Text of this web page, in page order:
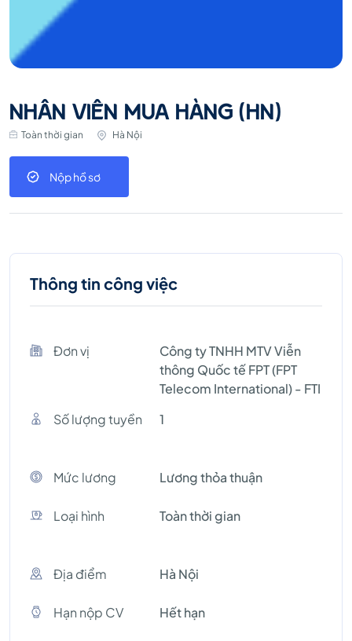
NHÂN VIÊN MUA HÀNG (HN)
Toàn thời gian Hà Nội
Nộp hồ sơ
Thông tin công việc
Đơn vị
Công ty TNHH MTV Viễn
thông Quốc tế FPT (FPT
Telecom International) - FTI
Số lượng tuyền
1
Mức lương Lương thỏa thuận
Loại hình Toàn thời gian
Địa điểm Hà Nội
Hạn nộp CV Hết hạn